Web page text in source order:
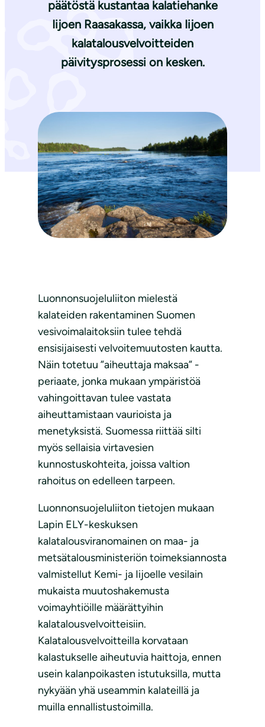
päätöstä kustantaa kalatiehanke
Iijoen Raasakassa, vaikka Iijoen
kalatalousvelvoitteiden
päivitysprosessi on kesken.
Luonnonsuojeluliiton mielestä
kalateiden rakentaminen Suomen
vesivoimalaitoksiin tulee tehdä
ensisijaisesti velvoitemuutosten kautta.
Näin totetuu ”aiheuttaja maksaa” -
periaate, jonka mukaan ympäristöä
vahingoittavan tulee vastata
aiheuttamistaan vaurioista ja
menetyksistä. Suomessa riittää silti
myös sellaisia virtavesien
kunnostuskohteita, joissa valtion
rahoitus on edelleen tarpeen.
Luonnonsuojeluliiton tietojen mukaan
Lapin ELY-keskuksen
kalatalousviranomainen on maa- ja
metsätalousministeriön toimeksiannosta
valmistellut Kemi- ja Iijoelle vesilain
mukaista muutoshakemusta
voimayhtiöille määrättyihin
kalatalousvelvoitteisiin.
Kalatalousvelvoitteilla korvataan
kalastukselle aiheutuvia haittoja, ennen
usein kalanpoikasten istutuksilla, mutta
nykyään yhä useammin kalateillä ja
muilla ennallistustoimilla.